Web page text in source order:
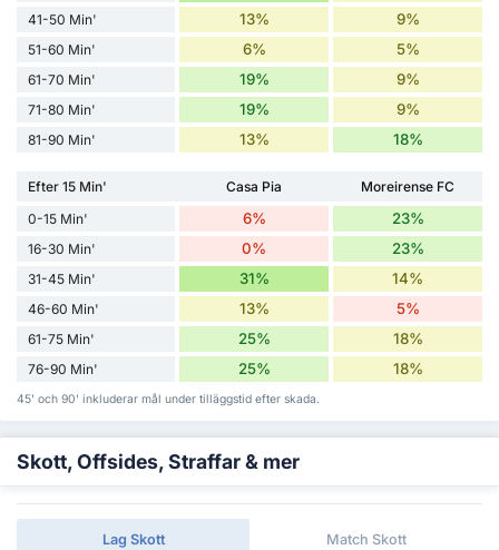
41-50 Min' 13% 9%
51-60 Min' 6% 5%
61-70 Min' 19% 9%
71-80 Min' 19% 9%
81-90 Min' 13% 18%
Efter 15 Min' Casa Pia
Moreirense FC
0-15 Min'
6% 23%
16-30 Min' 0% 23%
31-45 Min' 31% 14%
46-60 Min' 13% 5%
61-75 Min' 25% 18%
76-90 Min' 25% 18%
45' och 90' inkluderar mål under tilläggstid efter skada.
Skott, Offsides, Straffar & mer
Lag Skott Match Skott